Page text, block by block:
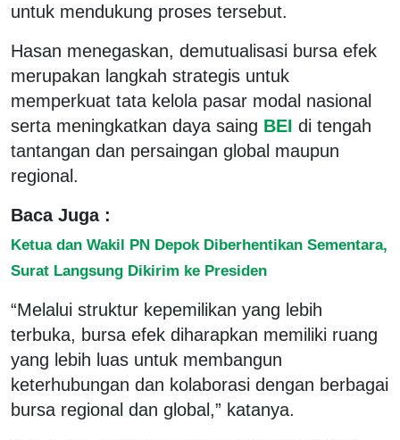
untuk mendukung proses tersebut.
Hasan menegaskan, demutualisasi bursa efek
merupakan langkah strategis untuk
memperkuat tata kelola pasar modal nasional
serta meningkatkan daya saing BEI di tengah
tantangan dan persaingan global maupun
regional.
Baca Juga :
Ketua dan Wakil PN Depok Diberhentikan Sementara,
Surat Langsung Dikirim ke Presiden
“Melalui struktur kepemilikan yang lebih
terbuka, bursa efek diharapkan memiliki ruang
yang lebih luas untuk membangun
keterhubungan dan kolaborasi dengan berbagai
bursa regional dan global,” katanya.